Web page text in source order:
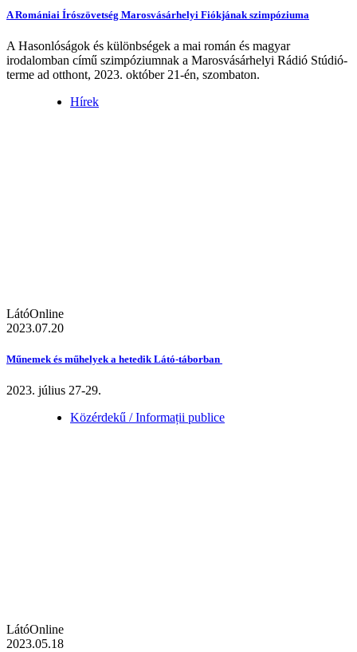
A Romániai Írószövetség Marosvásárhelyi Fiókjának szimpóziuma
A Hasonlóságok és különbségek a mai román és magyar
irodalomban című szimpóziumnak a Marosvásárhelyi Rádió Stúdió-
terme ad otthont, 2023. október 21-én, szombaton.
Hírek
LátóOnline
2023.07.20
Műnemek és műhelyek a hetedik Látó-táborban
2023. július 27-29.
Közérdekű / Informații publice
LátóOnline
2023.05.18